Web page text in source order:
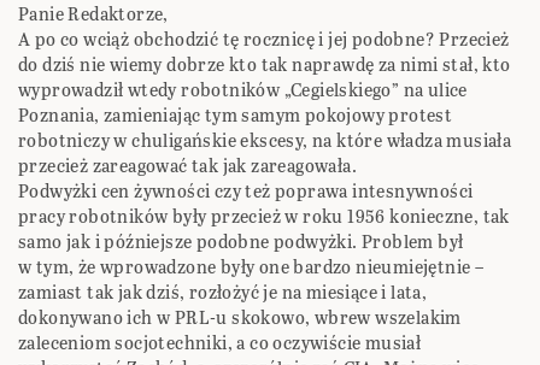
Panie Redaktorze,
A po co wciąż obchodzić tę rocznicę i jej podobne? Przecież
do dziś nie wiemy dobrze kto tak naprawdę za nimi stał, kto
wyprowadził wtedy robotników „Cegielskiego” na ulice
Poznania, zamieniając tym samym pokojowy protest
robotniczy w chuligańskie ekscesy, na które władza musiała
przecież zareagować tak jak zareagowała.
Podwyżki cen żywności czy też poprawa intesnywności
pracy robotników były przecież w roku 1956 konieczne, tak
samo jak i późniejsze podobne podwyżki. Problem był
w tym, że wprowadzone były one bardzo nieumiejętnie –
zamiast tak jak dziś, rozłożyć je na miesiące i lata,
dokonywano ich w PRL-u skokowo, wbrew wszelakim
zaleceniom socjotechniki, a co oczywiście musiał